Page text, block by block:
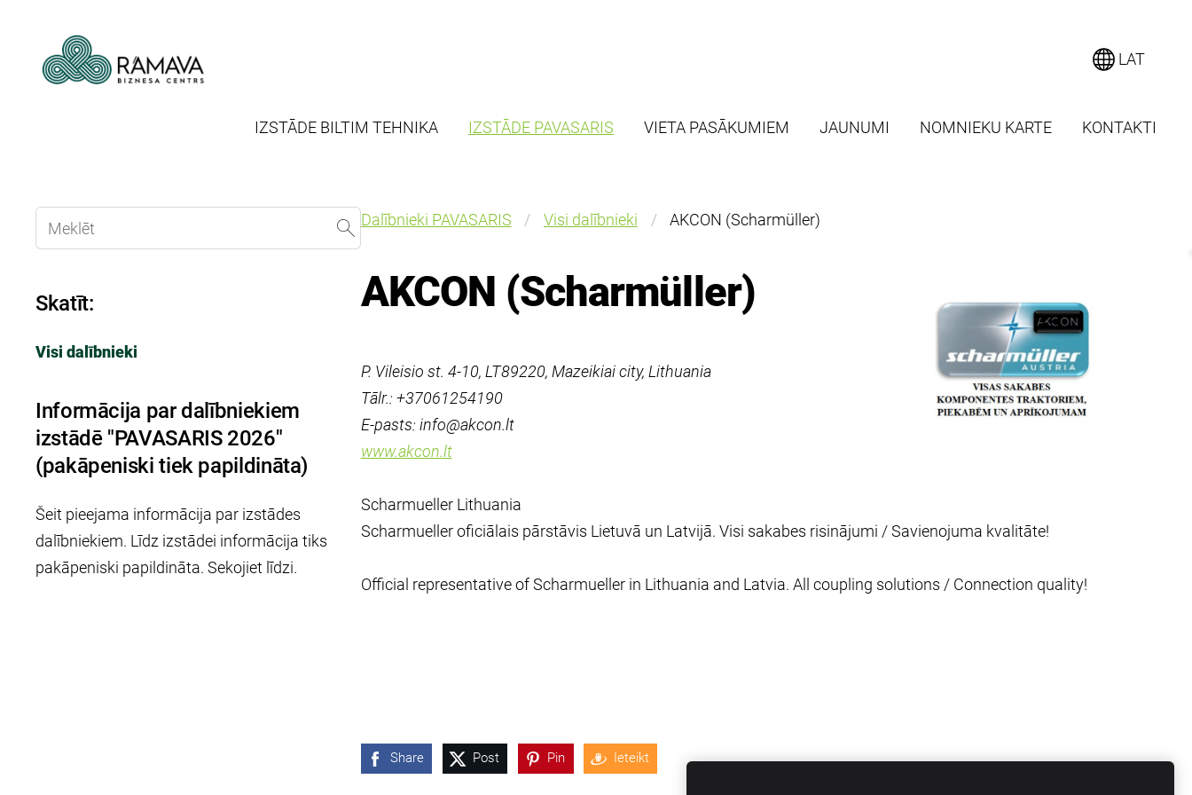
IZSTĀDE BILTIM TEHNIKA IZSTĀDE PAVASARIS VIETA PASĀKUMIEM JAUNUMI NOMNIEKU KARTE KONTAKTI
LAT
Skatīt:
Visi dalībnieki
Informācija par dalībniekiem
izstādē "PAVASARIS 2026"
(pakāpeniski tiek papildināta)
Šeit pieejama informācija par izstādes
dalībniekiem. Līdz izstādei informācija tiks
pakāpeniski papildināta. Sekojiet līdzi.
Dalībnieki PAVASARIS Visi dalībnieki AKCON (Scharmüller)
AKCON (Scharmüller)
P. Vileisio st. 4-10, LT89220, Mazeikiai city, Lithuania
Tālr.: +37061254190
E-pasts: info@akcon.lt
www.akcon.lt
Scharmueller Lithuania
Scharmueller oficiālais pārstāvis Lietuvā un Latvijā. Visi sakabes risinājumi / Savienojuma kvalitāte!
Official representative of Scharmueller in Lithuania and Latvia. All coupling solutions / Connection quality!
Share Post Pin Ieteikt